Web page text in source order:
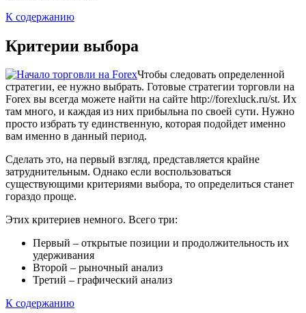
К содержанию
Критерии выбора
Чтобы следовать определенной
стратегии, ее нужно выбрать. Готовые стратегии торговли на
Forex вы всегда можете найти на сайте http://forexluck.ru/st. Их
там много, и каждая из них прибыльна по своей сути. Нужно
просто избрать ту единственную, которая подойдет именно
вам именно в данный период.
Сделать это, на первый взгляд, представляется крайне
затруднительным. Однако если воспользоваться
существующими критериями выбора, то определиться станет
гораздо проще.
Этих критериев немного. Всего три:
Первый – открытые позиции и продолжительность их
удерживания
Второй – рыночный анализ
Третий – графический анализ
К содержанию